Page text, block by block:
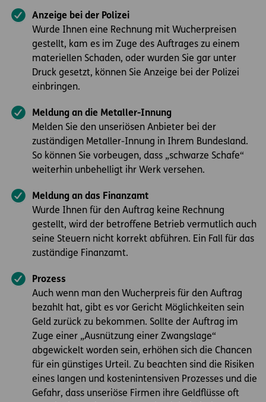
Anzeige bei der Polizei
Wurde Ihnen eine Rechnung mit Wucherpreisen
gestellt, kam es im Zuge des Auftrages zu einem
materiellen Schaden, oder wurden Sie gar unter
Druck gesetzt, können Sie Anzeige bei der Polizei
einbringen.
Meldung an die Metaller-Innung
Melden Sie den unseriösen Anbieter bei der
zuständigen Metaller-Innung in Ihrem Bundesland.
So können Sie vorbeugen, dass „schwarze Schafe“
weiterhin unbehelligt ihr Werk versehen.
Meldung an das Finanzamt
Wurde Ihnen für den Auftrag keine Rechnung
gestellt, wird der betroffene Betrieb vermutlich auch
seine Steuern nicht korrekt abführen. Ein Fall für das
zuständige Finanzamt.
Prozess
Auch wenn man den Wucherpreis für den Auftrag
bezahlt hat, gibt es vor Gericht Möglichkeiten sein
Geld zurück zu bekommen. Sollte der Auftrag im
Zuge einer „Ausnützung einer Zwangslage“
abgewickelt worden sein, erhöhen sich die Chancen
für ein günstiges Urteil. Zu beachten sind die Risiken
eines langen und kostenintensiven Prozesses und die
Gefahr, dass unseriöse Firmen ihre Geldflüsse oft